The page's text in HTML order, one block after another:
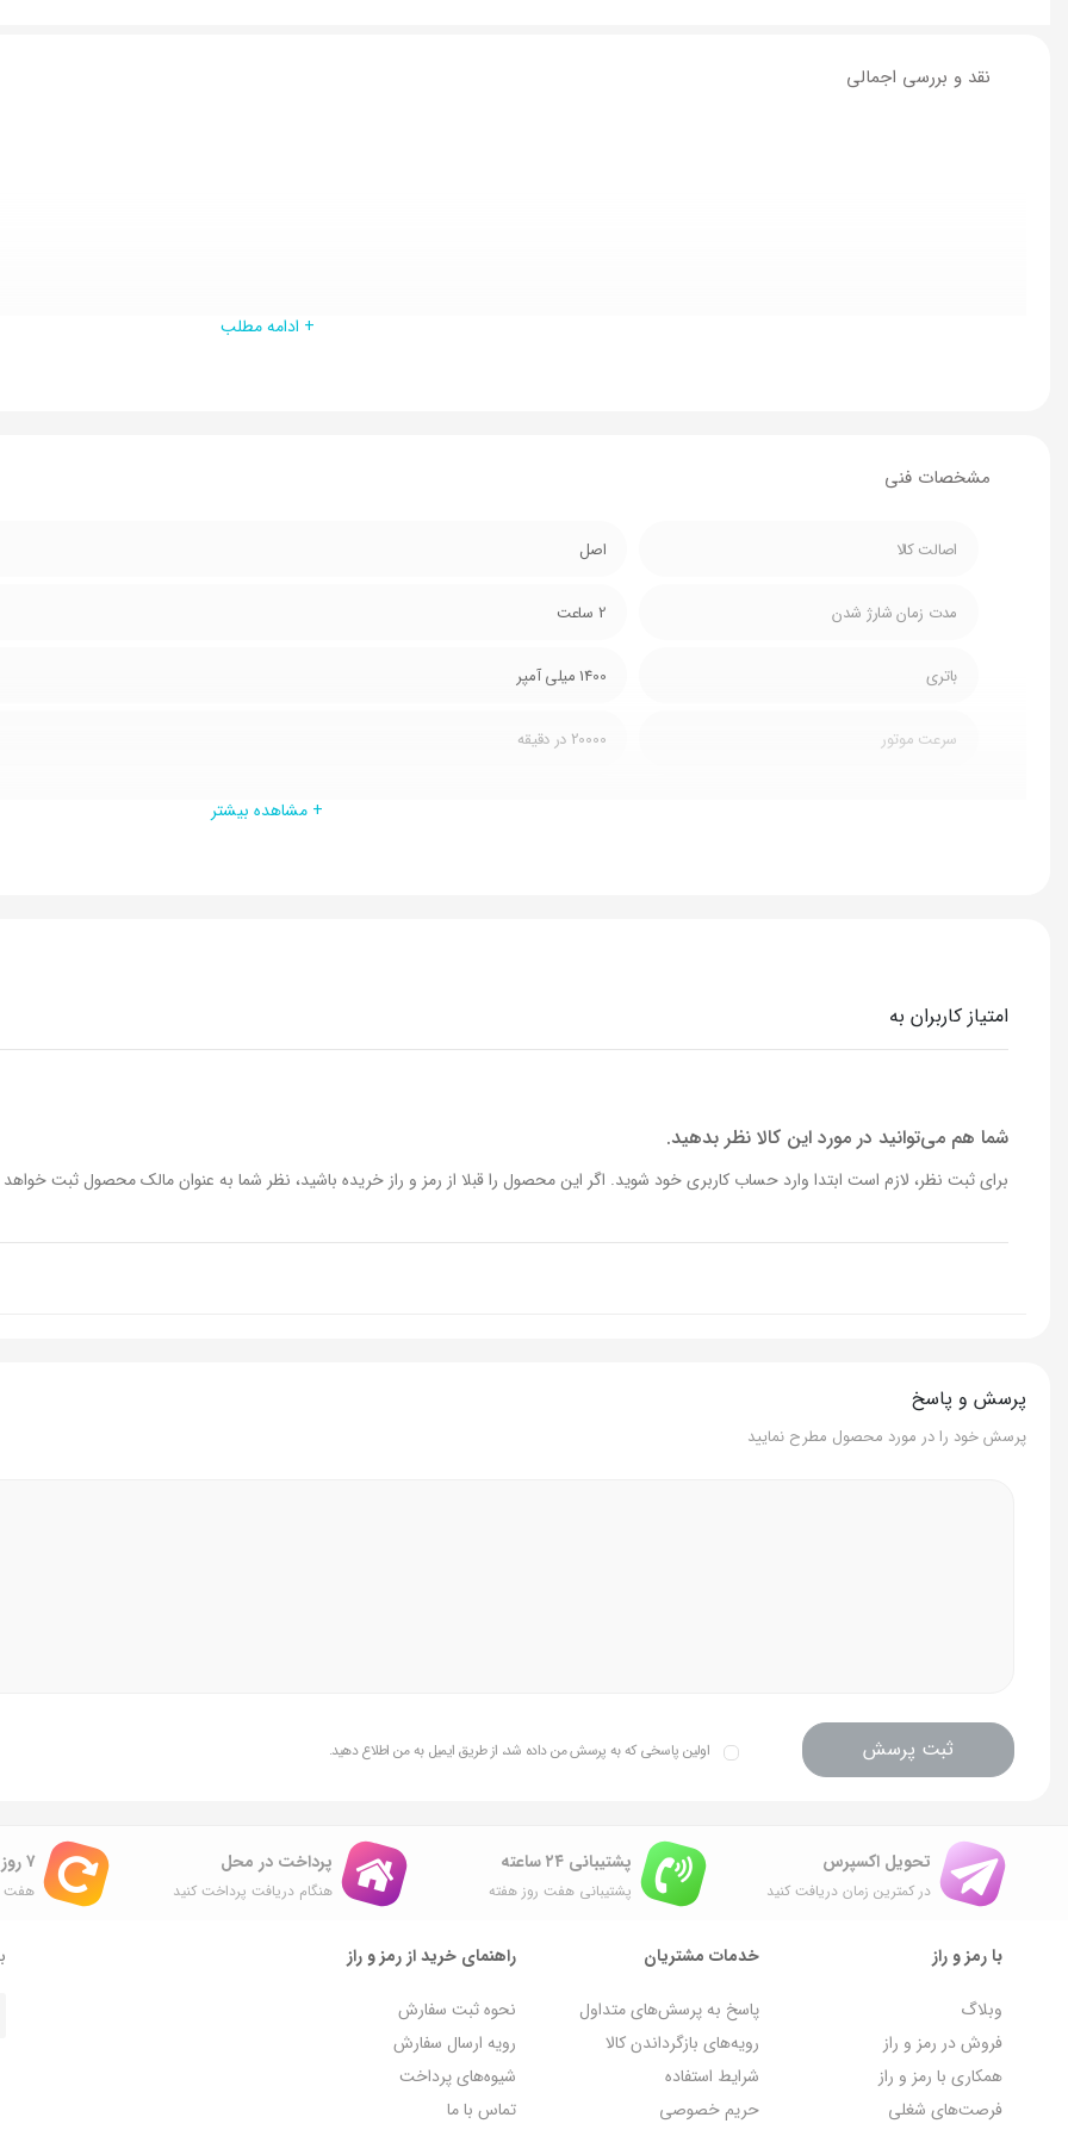
نقد و بررسی اجمالی
+ ادامه مطلب
مشخصات فنی
اصالت کالا اصل
مدت زمان شارژ شدن 2 ساعت
باتری 1400 میلی آمپر
سرعت موتور 20000 در دقیقه
وزن 490 گرم
+ مشاهده بیشتر
امتیاز کاربران به
شما هم می‌توانید در مورد این کالا نظر بدهید.
برای ثبت نظر، لازم است ابتدا وارد حساب کاربری خود شوید. اگر این محصول را قبلا از رمز و راز خریده باشید، نظر شما به عنوان مالک محصول ثبت
پرسش و پاسخ
پرسش خود را در مورد محصول مطرح نمایید
ثبت پرسش اولین پاسخی که به پرسش من داده شد، از طریق ایمیل به من اطلاع دهید.
تحویل اکسپرس
در کمترین زمان دریافت کنید
پشتیبانی ۲۴ ساعته
پشتیبانی هفت روز هفته
پرداخت در محل
هنگام دریافت پرداخت کنید
۷ روز ضمانت بازگشت
هفت
با رمز و راز
وبلاگ
فروش در رمز و راز
همکاری با رمز و راز
فرصت‌های شغلی
خدمات مشتریان
پاسخ به پرسش‌های متداول
رویه‌های بازگرداندن کالا
شرایط استفاده
حریم خصوصی
راهنمای خرید از رمز و راز
نحوه ثبت سفارش
رویه ارسال سفارش
شیوه‌های پرداخت
تماس با ما